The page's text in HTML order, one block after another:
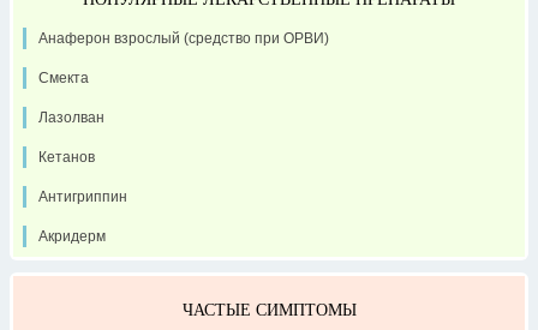
Анаферон взрослый (средство при ОРВИ)
Смекта
Лазолван
Кетанов
Антигриппин
Акридерм
ЧАСТЫЕ СИМПТОМЫ